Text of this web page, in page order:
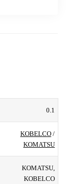
0.1
KOBELCO /
KOMATSU
KOMATSU,
KOBELCO